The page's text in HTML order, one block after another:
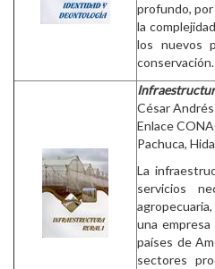
profundo,
la
los nuevos
conservación.
César
Enlace
Pachuca,
La
servicios
una
países de
sectores